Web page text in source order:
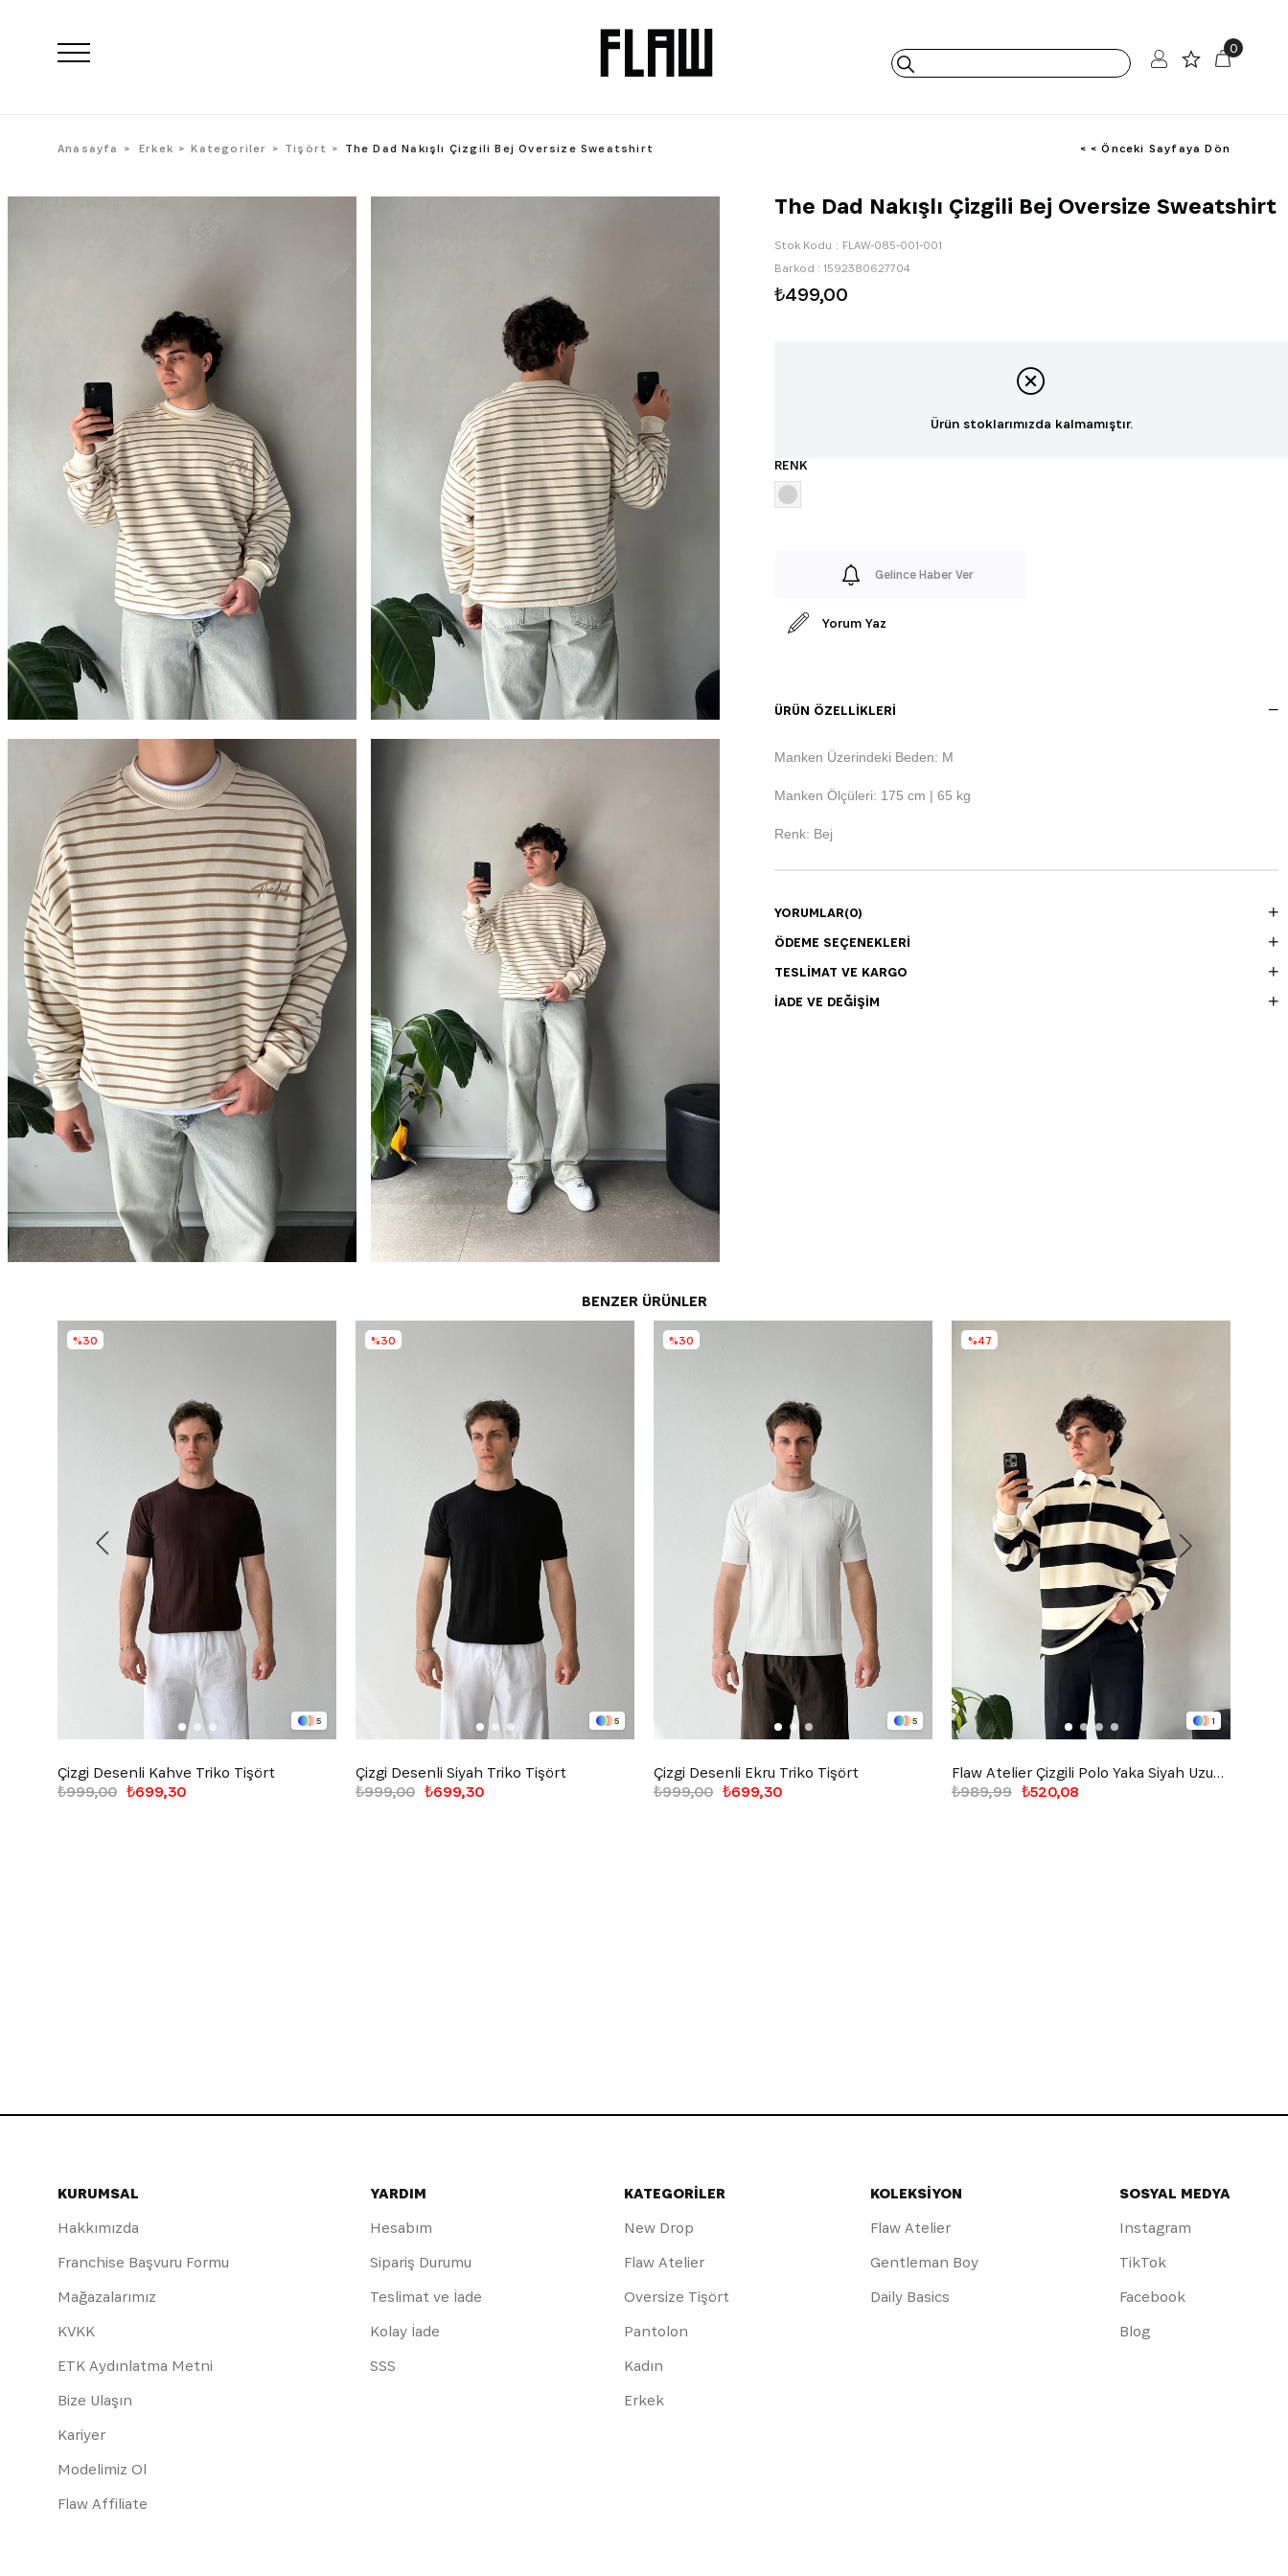
0
Anasayfa Erkek Kategoriler Tişört The Dad Nakışlı Çizgili Bej Oversize Sweatshirt < < Önceki Sayfaya Dön
The Dad Nakışlı Çizgili Bej Oversize Sweatshirt
Stok Kodu
FLAW-085-001-001
Barkod : 1592380627704
₺499,00
Ürün stoklarımızda kalmamıştır.
RENK
Gelince Haber Ver
Yorum Yaz
ÜRÜN ÖZELLIKLERI
Manken Üzerindeki Beden: M
Manken Ölçüleri: 175 cm | 65 kg
Renk: Bej
YORUMLAR(0)
ÖDEME SEÇENEKLERI
TESLIMAT VE KARGO
İADE VE DEĞIŞIM
BENZER ÜRÜNLER
5
Çizgi Desenli Kahve Triko Tişört
₺699,30
₺999,00
%30
5
Çizgi Desenli Siyah Triko Tişört
₺699,30
₺999,00
%30
5
Çizgi Desenli Ekru Triko Tişört
₺699,30
₺999,00
%30
1
Flaw Atelier Çizgili Polo Yaka Siyah Uzun Kollu Sweatshirt
₺520,08
₺989,99
%47
KURUMSAL
Hakkımızda
Franchise Başvuru Formu
Mağazalarımız
KVKK
ETK Aydınlatma Metni
Bize Ulaşın
Kariyer
Modelimiz Ol
Flaw Affiliate
YARDIM
Hesabım
Sipariş Durumu
Teslimat ve İade
Kolay İade
SSS
KATEGORİLER
New Drop
Flaw Atelier
Oversize Tişört
Pantolon
Kadın
Erkek
KOLEKSİYON
Flaw Atelier
Gentleman Boy
Daily Basics
SOSYAL MEDYA
Instagram
TikTok
Facebook
Blog